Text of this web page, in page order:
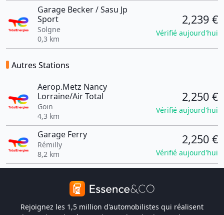
Garage Becker / Sasu Jp
Sport
Solgne
0,3 km
2,239 €
Vérifié aujourd'hui
Autres Stations
Aerop.Metz Nancy
Lorraine/Air Total
Goin
4,3 km
2,250 €
Vérifié aujourd'hui
Garage Ferry
Rémilly
8,2 km
2,250 €
Vérifié aujourd'hui
Rejoignez les 1,5 million d'automobilistes qui réalisent